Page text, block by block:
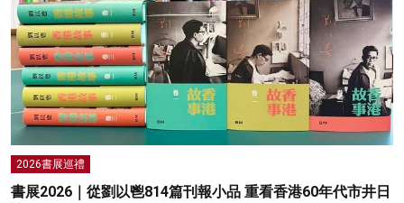
2026書展巡禮
書展2026｜從劉以鬯814篇刊報小品 重看香港60年代市井日